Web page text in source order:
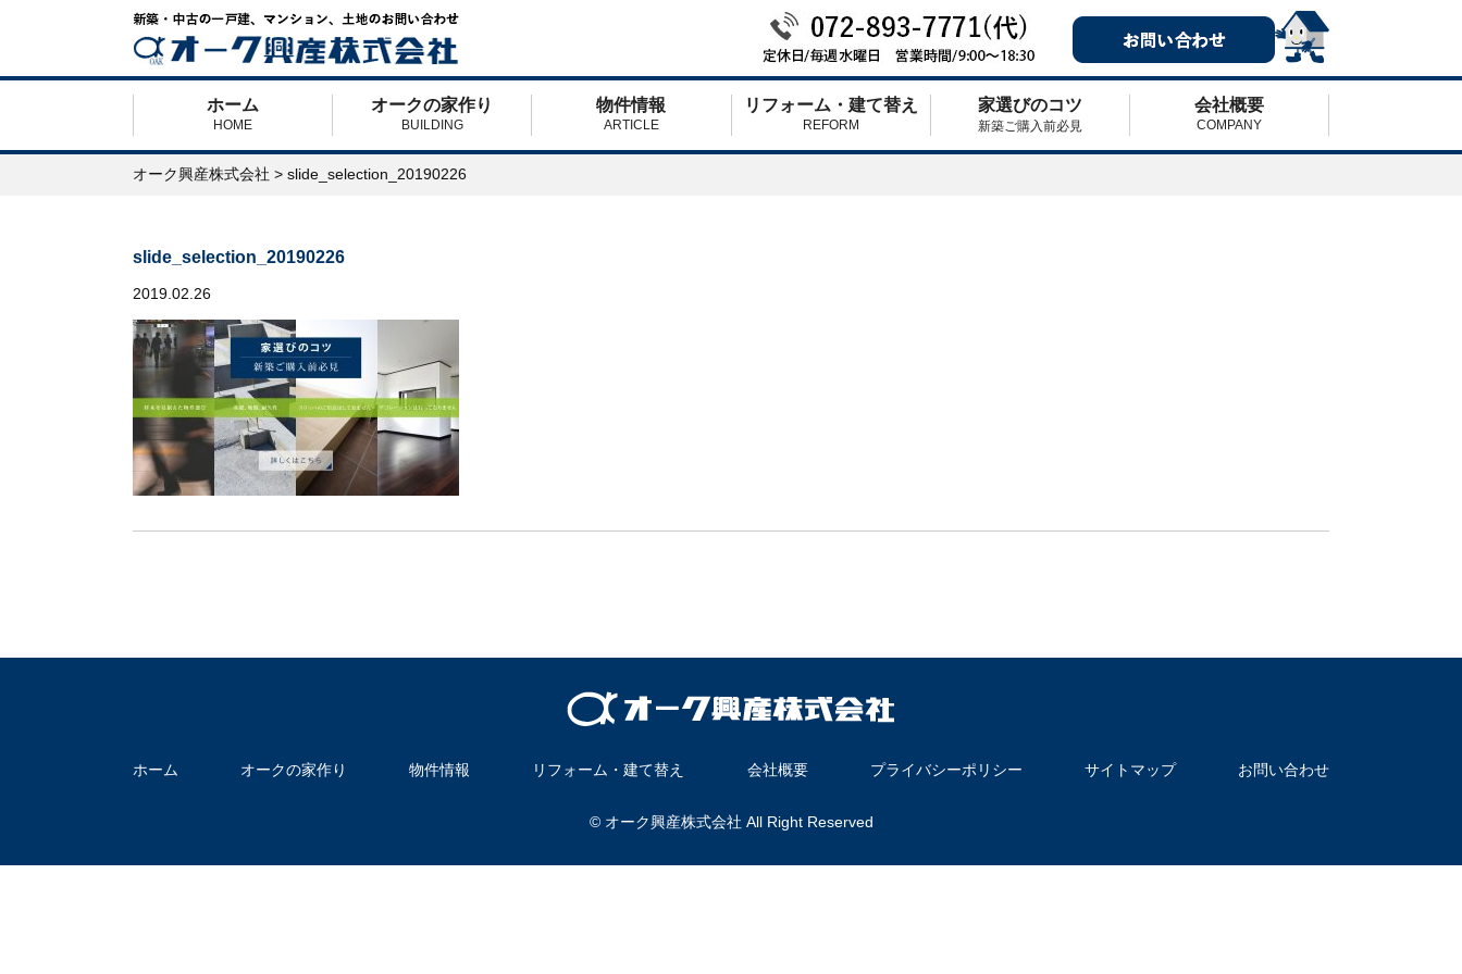
ホーム
HOME
オークの家作り
BUILDING
物件情報
ARTICLE
リフォーム・建て替え
REFORM
家選びのコツ
新築ご購入前必見
会社概要
COMPANY
オーク興産株式会社 > slide_selection_20190226
slide_selection_20190226
2019.02.26
ホーム オークの家作り 物件情報 リフォーム・建て替え 会社概要 プライバシーポリシー サイトマップ お問い合わせ
© オーク興産株式会社 All Right Reserved